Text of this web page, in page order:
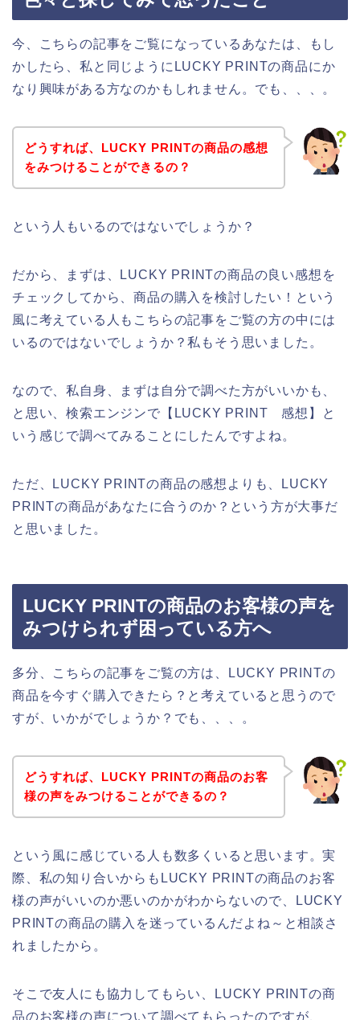
今、こちらの記事をご覧になっているあなたは、もし
かしたら、私と同じようにLUCKY PRINTの商品にか
なり興味がある方なのかもしれません。でも、、、。
どうすれば、LUCKY PRINTの商品の感想
をみつけることができるの？
という人もいるのではないでしょうか？
だから、まずは、LUCKY PRINTの商品の良い感想を
チェックしてから、商品の購入を検討したい！という
風に考えている人もこちらの記事をご覧の方の中には
いるのではないでしょうか？私もそう思いました。
なので、私自身、まずは自分で調べた方がいいかも、
と思い、検索エンジンで【LUCKY PRINT 感想】と
いう感じで調べてみることにしたんですよね。
ただ、LUCKY PRINTの商品の感想よりも、LUCKY
PRINTの商品があなたに合うのか？という方が大事だ
と思いました。
LUCKY PRINTの商品のお客様の声を
みつけられず困っている方へ
多分、こちらの記事をご覧の方は、LUCKY PRINTの
商品を今すぐ購入できたら？と考えていると思うので
すが、いかがでしょうか？でも、、、。
どうすれば、LUCKY PRINTの商品のお客
様の声をみつけることができるの？
という風に感じている人も数多くいると思います。実
際、私の知り合いからもLUCKY PRINTの商品のお客
様の声がいいのか悪いのかがわからないので、LUCKY
PRINTの商品の購入を迷っているんだよね～と相談さ
れましたから。
そこで友人にも協力してもらい、LUCKY PRINTの商
品のお客様の声について調べてもらったのですが、